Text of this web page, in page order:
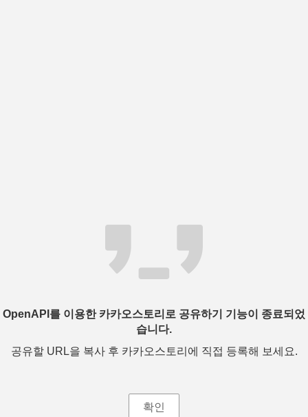
OpenAPI를 이용한 카카오스토리로 공유하기 기능이 종료되었
습니다.
공유할 URL을 복사 후 카카오스토리에 직접 등록해 보세요.
확인